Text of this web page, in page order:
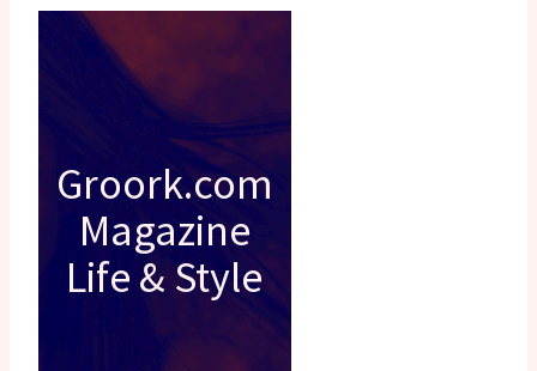
Groork.com
Magazine
Life & Style